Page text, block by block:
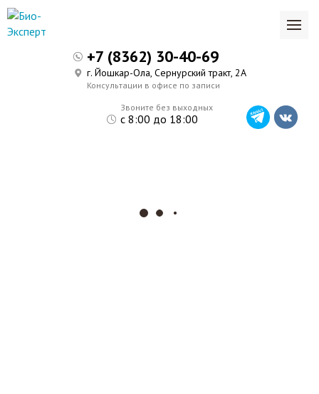
Звоните без выходных
с 8:00 до 18:00
+7 (8362) 30-40-69
г. Йошкар-Ола, Сернурский тракт, 2А
Консультации в офисе по записи